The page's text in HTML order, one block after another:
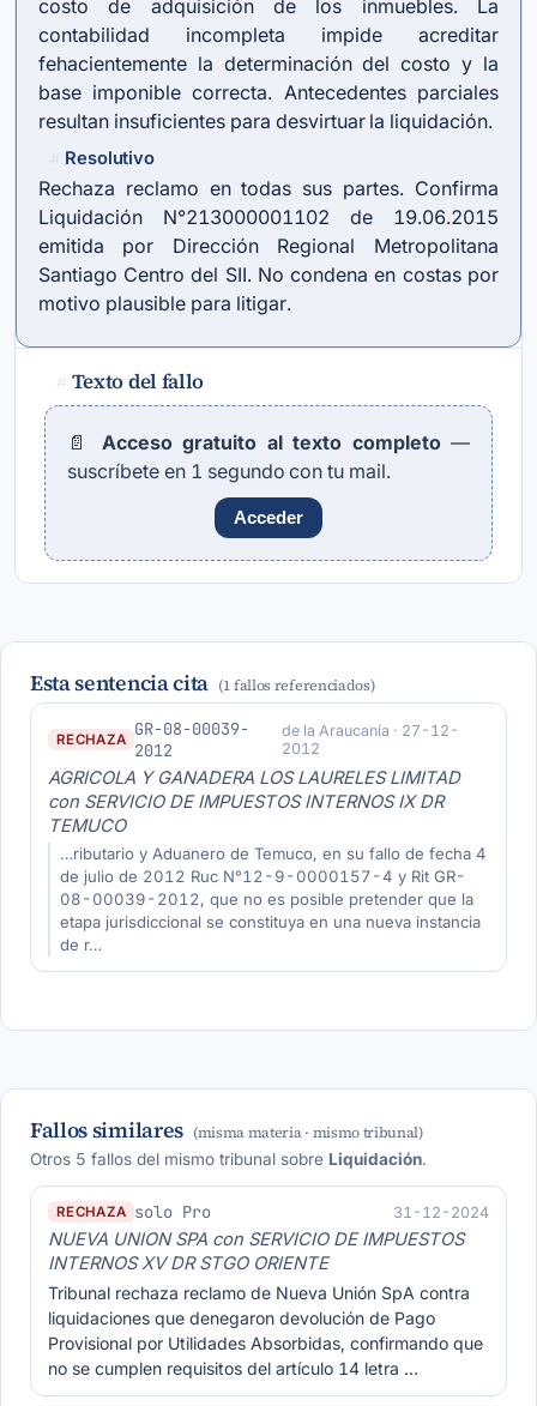
costo de adquisición de los inmuebles. La
contabilidad incompleta impide acreditar
fehacientemente la determinación del costo y la
base imponible correcta. Antecedentes parciales
resultan insuficientes para desvirtuar la liquidación.
Resolutivo
Rechaza reclamo en todas sus partes. Confirma
Liquidación N°213000001102 de 19.06.2015
emitida por Dirección Regional Metropolitana
Santiago Centro del SII. No condena en costas por
motivo plausible para litigar.
# Texto del fallo
📄 Acceso gratuito al texto completo—
suscríbete en 1 segundo con tu mail.
Acceder
Esta sentencia cita (1 fallos referenciados)
RECHAZA GR-08-00039-
2012
de la Araucanía · 27-12-
2012
AGRICOLA Y GANADERA LOS LAURELES LIMITAD
con SERVICIO DE IMPUESTOS INTERNOS IX DR
TEMUCO
…ributario y Aduanero de Temuco, en su fallo de fecha 4
de julio de 2012 Ruc N°12-9-0000157-4 y Rit GR-
08-00039-2012, que no es posible pretender que la
etapa jurisdiccional se constituya en una nueva instancia
de r…
Fallos similares (misma materia · mismo tribunal)
Otros 5 fallos del mismo tribunal sobre Liquidación.
RECHAZA solo Pro 31-12-2024
NUEVA UNION SPA con SERVICIO DE IMPUESTOS
INTERNOS XV DR STGO ORIENTE
Tribunal rechaza reclamo de Nueva Unión SpA contra
liquidaciones que denegaron devolución de Pago
Provisional por Utilidades Absorbidas, confirmando que
no se cumplen requisitos del artículo 14 letra …